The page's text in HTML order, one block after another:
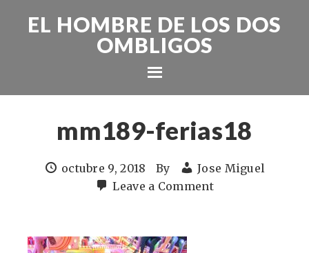
EL HOMBRE DE LOS DOS
OMBLIGOS
mm189-ferias18
octubre 9, 2018 By
Jose Miguel
Leave a Comment